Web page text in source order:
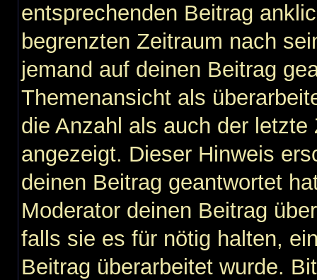
entsprechenden Beitrag
begrenzten Zeitraum nach
jemand auf deinen Beitrag
Themenansicht als
die Anzahl als auch der
angezeigt. Dieser Hinweis
deinen Beitrag geantwortet
Moderator deinen Beitrag
falls sie es für nötig halten,
Beitrag überarbeitet wurde.